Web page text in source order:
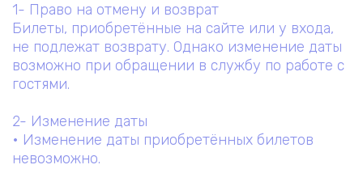
1- Право на отмену и возврат
Билеты, приобретённые на сайте или у входа,
не подлежат возврату. Однако изменение даты
возможно при обращении в службу по работе с
гостями.
2- Изменение даты
• Изменение даты приобретённых билетов
невозможно.